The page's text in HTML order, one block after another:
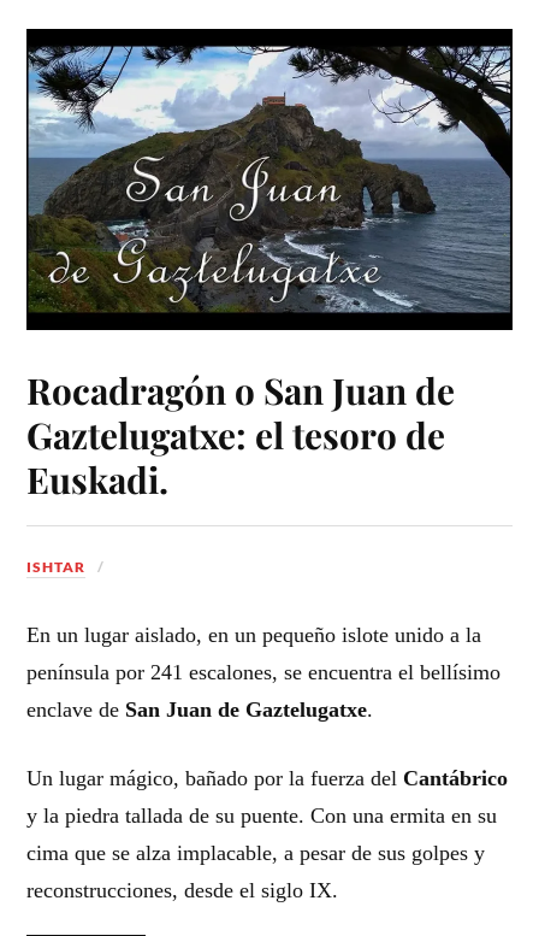
Rocadragón o San Juan de
Gaztelugatxe: el tesoro de
Euskadi.
ISHTAR
En un lugar aislado, en un pequeño islote unido a la
península por 241 escalones, se encuentra el bellísimo
enclave de San Juan de Gaztelugatxe.
Un lugar mágico, bañado por la fuerza del Cantábrico
y la piedra tallada de su puente. Con una ermita en su
cima que se alza implacable, a pesar de sus golpes y
reconstrucciones, desde el siglo IX.